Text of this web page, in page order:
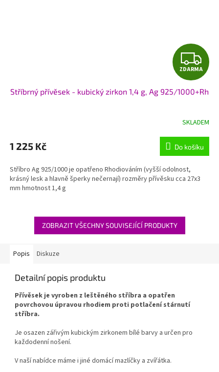
Z
D
A
R
M
A
ZDARMA
Stříbrný přívěsek - kubický zirkon 1,4 g, Ag 925/1000+Rh
SKLADEM
1 225 Kč Do košíku
Stříbro Ag 925/1000 je opatřeno Rhodiováním (vyšší odolnost,
krásný lesk a hlavně šperky nečernají) rozměry přívěsku cca 27x3
mm hmotnost 1,4 g
ZOBRAZIT VŠECHNY SOUVISEJÍCÍ PRODUKTY
Popis Diskuze
Detailní popis produktu
Přívěsek je vyroben z leštěného stříbra a opatřen
povrchovou úpravou rhodiem proti potlačení stárnutí
stříbra.
Je osazen zářivým kubickým zirkonem bílé barvy a určen pro
každodenní nošení.
V naší nabídce máme i jiné domácí mazlíčky a zvířátka.